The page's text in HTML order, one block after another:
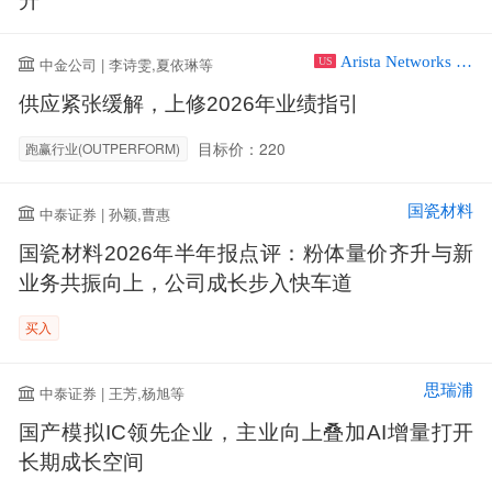
中金公司 | 李诗雯,夏依琳等 US Arista Networks Inc
供应紧张缓解，上修2026年业绩指引
跑赢行业(OUTPERFORM) 目标价：220
中泰证券 | 孙颖,曹惠 国瓷材料
国瓷材料2026年半年报点评：粉体量价齐升与新
业务共振向上，公司成长步入快车道
买入
中泰证券 | 王芳,杨旭等 思瑞浦
国产模拟IC领先企业，主业向上叠加AI增量打开
长期成长空间